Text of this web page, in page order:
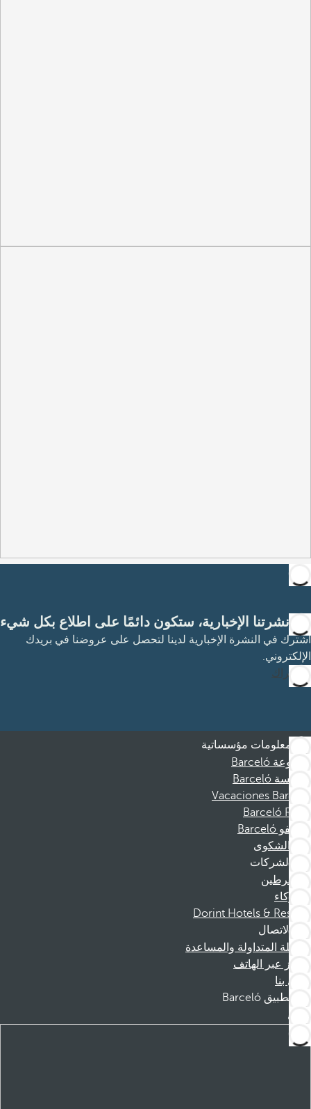
مع نشرتنا الإخبارية، ستكون دائمًا على اطلاع بكل شيء
اشترك في النشرة الإخبارية لدينا لتحصل على عروضنا في بريدك
الإلكتروني.
الاشتراك
معلومات مؤسساتية
مجموعة Barceló
مؤسسة Barceló
Vacaciones Barceló
Barceló Films
موظفو Barceló
قناة الشكوى
الشركات
المنخرطين
الشركاء
Dorint Hotels & Resorts
الاتصال
الأسئلة المتداولة والمساعدة
الحجز عبر الهاتف
اتصل بنا
تطبيق Barceló
تنزيل